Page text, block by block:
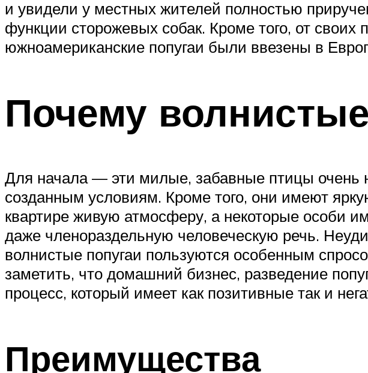
и увидели у местных жителей полностью
функции сторожевых собак. Кроме того, от
южноамериканские попугаи были ввезены в
Почему
Для начала — эти милые, забавные птицы очень
созданным условиям. Кроме того, они имеют
квартире живую атмосферу, а некоторые особи
даже членораздельную человеческую речь.
волнистые попугаи пользуются особенным
заметить, что домашний бизнес, разведение
процесс, который имеет как позитивные так и
Преимущества